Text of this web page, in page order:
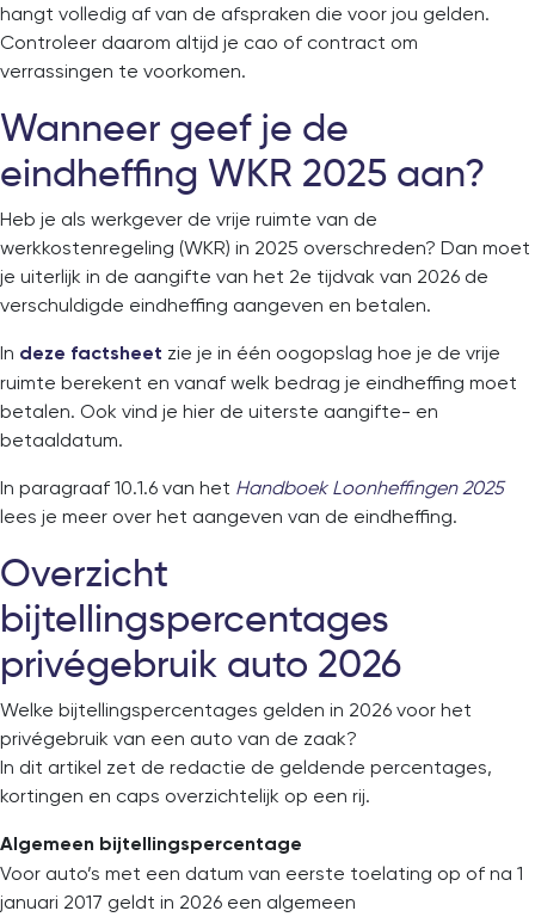
hangt volledig af van de afspraken die voor jou gelden.
Controleer daarom altijd je cao of contract om
verrassingen te voorkomen.
Wanneer geef je de
eindheffing WKR 2025 aan?
Heb je als werkgever de vrije ruimte van de
werkkostenregeling (WKR) in 2025 overschreden? Dan moet
je uiterlijk in de aangifte van het 2e tijdvak van 2026 de
verschuldigde eindheffing aangeven en betalen.
In deze factsheet zie je in één oogopslag hoe je de vrije
ruimte berekent en vanaf welk bedrag je eindheffing moet
betalen. Ook vind je hier de uiterste aangifte- en
betaaldatum.
In paragraaf 10.1.6 van het Handboek Loonheffingen 2025
lees je meer over het aangeven van de eindheffing.
Overzicht
bijtellingspercentages
privégebruik auto 2026
Welke bijtellingspercentages gelden in 2026 voor het
privégebruik van een auto van de zaak?
In dit artikel zet de redactie de geldende percentages,
kortingen en caps overzichtelijk op een rij.
Algemeen bijtellingspercentage
Voor auto’s met een datum van eerste toelating op of na 1
januari 2017 geldt in 2026 een algemeen